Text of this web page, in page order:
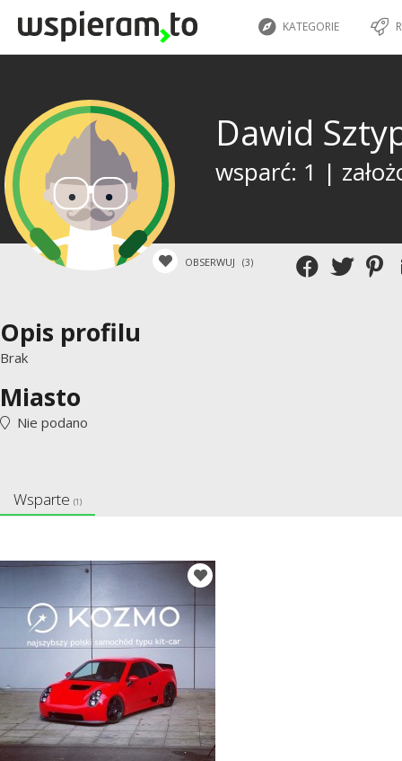
KATEGORIE
Dawid
wsparć: 1 |
OBSERWUJ (3)
Opis profilu
Brak
Miasto
Nie podano
Wsparte (1)